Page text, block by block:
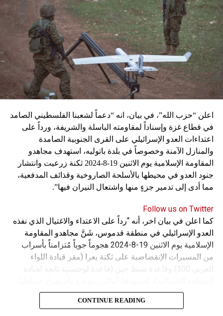
اعلن “حزب الله”، في بيان، انه “دعماً لشعبنا الفلسطيني الصامد
في قطاع غزة وإسناداً لمقاومته الباسلة ‌‏‌‏‌والشريفة، ورداً على
اعتداءات العدو الإسرائيلي على القرى الجنوبية الصامدة
والمنازل الآمنة وخصوصاً في بلدة باتوليه، استهدف مجاهدو
المقاومة الإسلامية يوم الاثنين 19-8-2024 ثكنة زرعيت وانتشار
جنود العدو في محيطها بالأسلحة الصاروخية وقذائف المدفعية،
مما أدى إلى تدمير جزءٍ منها واشتعال النيران فيها”.
Follow us on Twitter
كما اعلن في بيان اخر، أنه “رداً على الاعتداء والاغتيال الذي نفذه
العدو الإسرائيلي في منطقة قدموس، شَنَّ مجاهدو المقاومة
الإسلامية يوم الاثنين 19-8-2024 هجوماً جوياً مُتزامناً بأسراب
من المسيرات الإنقضاضية على ثكنة يعرا (مقر قيادة اللواء
الغربي 300) وقاعدة سنط جين (قاعدة لوجستية تابعة لقيادة
وجنودها وأصابت أهدافها بدقة وأوقعت فيهم عدداً من القتلى
CONTINUE READING